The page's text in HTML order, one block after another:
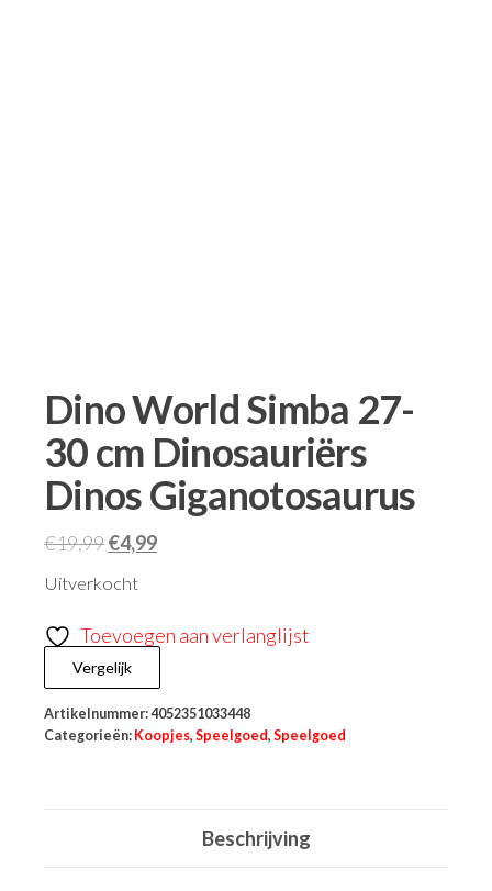
Dino World Simba 27-
30 cm Dinosauriërs
Dinos Giganotosaurus
€19,99€4,99
Uitverkocht
Toevoegen aan verlanglijst
Vergelijk
Artikelnummer:4052351033448
Categorieën: Koopjes, Speelgoed, Speelgoed
Beschrijving